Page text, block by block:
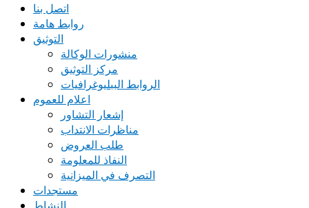
اتصل بنا
روابط هامة
التوثيق
منشورات الوكالة
مركز التوثيق
الروابط الببليوغرافيات
اعلام للعموم
إشعار التشاور
مناظرات الانتداب
طلب العروض
النفاذ للمعلومة
التصرف في الميزانية
مستجدات